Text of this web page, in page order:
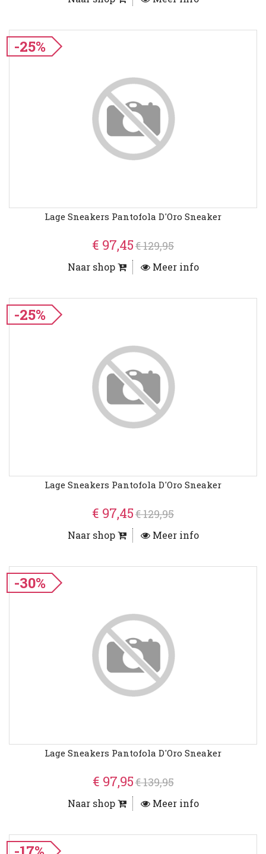
-25%
Lage Sneakers Pantofola D'Oro Sneaker
€ 97,45€ 129,95
Naar shop Meer info
-25%
Lage Sneakers Pantofola D'Oro Sneaker
€ 97,45€ 129,95
Naar shop Meer info
-30%
Lage Sneakers Pantofola D'Oro Sneaker
€ 97,95€ 139,95
Naar shop Meer info